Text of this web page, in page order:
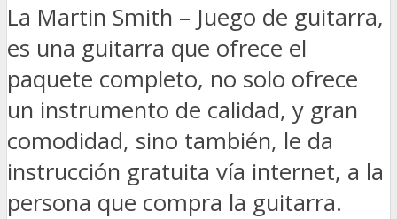
La Martin Smith – Juego de guitarra,
es una guitarra que ofrece el
paquete completo, no solo ofrece
un instrumento de calidad, y gran
comodidad, sino también, le da
instrucción gratuita vía internet, a la
persona que compra la guitarra.